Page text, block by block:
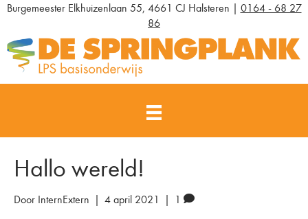
Burgemeester Elkhuizenlaan 55, 4661 CJ Halsteren | 0164 - 68 27
86
Hallo wereld!
Door InternExtern | 4 april 2021 | 1